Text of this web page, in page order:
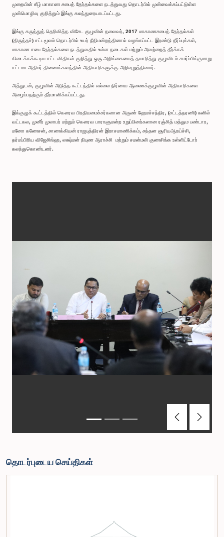
முறையின் கீழ் மாகாண சபைத் தேர்தல்களை நடத்துவது தொடர்பில் முன்வைக்கப்பட்டுள்ள
முன்மொழிவு குறித்தும் இங்கு கலந்துரையாடப்பட்டது.
இங்கு கருத்துத் தெரிவித்த விசேட குழுவின் தலைவர், 2017 மாகாணசபைத் தேர்தல்கள்
(திருத்தச்) சட்டமூலம் தொடர்பில் உயர் நீதிமன்றத்தினால் வழங்கப்பட்ட இரண்டு தீர்ப்புக்கள்,
மாகாண சபை தேர்தல்களை நடத்துவதில் உள்ள தடைகள் மற்றும் அவற்றைத் தீர்க்கக்
கிடைக்கக்கூடிய சட்ட விதிகள் குறித்து ஒரு அறிக்கையைத் தயாரித்து குழுவிடம் சமர்ப்பிக்குமாறு
சட்டமா அதிபர் திணைக்களத்தின் அதிகாரிகளுக்கு அறிவுறுத்தினார்.
அத்துடன், குழுவின் அடுத்த கூட்டத்தில் எல்லை நிர்ணய ஆணைக்குழுவின் அதிகாரிகளை
அழைப்பதற்கும் தீர்மானிக்கப்பட்டது.
இக்குழுக் கூட்டத்தில் கௌரவ பிரதியமைச்சர்களான அருண் ஹேமச்சந்திர, (சட்டத்தரணி) சுனில்
வட்டகல, முனீர் முலாபர் மற்றும் கௌரவ பாராளுமன்ற உறுப்பினர்களான ரஞ்சித் மத்தும பண்டார,
மனோ கணேசன், சாணக்கியன் ராஜபுத்திரன் இராசமாணிக்கம், சந்தன சூரியஆரய்ச்சி,
தர்மப்பிரிய விஜேசிங்ஹ, லக்ஷ்மன் நிபுண ஆராச்சி மற்றும் சமன்மலி குணசிங்க உள்ளிட்டோர்
கலந்துகொண்டனர்.
PreviousNext
தொடர்புடைய செய்திகள்